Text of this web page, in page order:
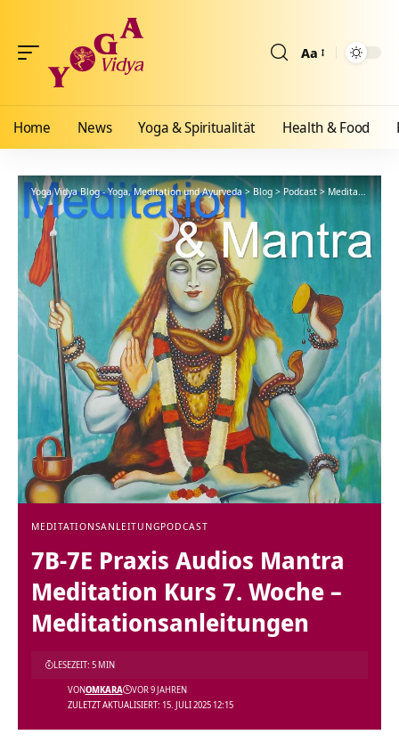
Aa
Home News Yoga & Spiritualität Health & Food
Yoga Vidya Blog - Yoga, Meditation und Ayurveda>Blog > Podcast >Meditationsanleitung
MEDITATIONSANLEITUNGPODCAST
7B-7E Praxis Audios Mantra
Meditation Kurs 7. Woche –
Meditationsanleitungen
ZULETZT AKTUALISIERT: 15. JULI 2025 12:15
VONOMKARA VOR 9 JAHREN
LESEZEIT: 5 MIN